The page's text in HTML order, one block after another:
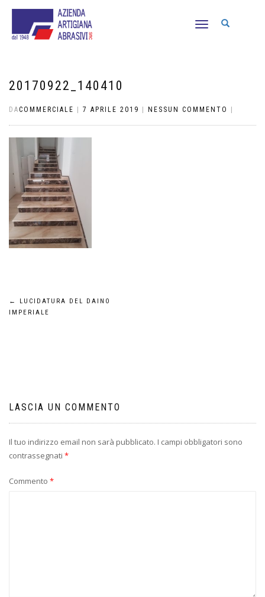
NAVIGAZIONE
20170922_140410
DACOMMERCIALE 7 APRILE 2019 NESSUN COMMENTO
Navigazione
←
LUCIDATURA DEL DAINO
IMPERIALE
LASCIA UN COMMENTO
Il tuo indirizzo email non sarà pubblicato. I campi obbligatori sono
contrassegnati *
Commento *